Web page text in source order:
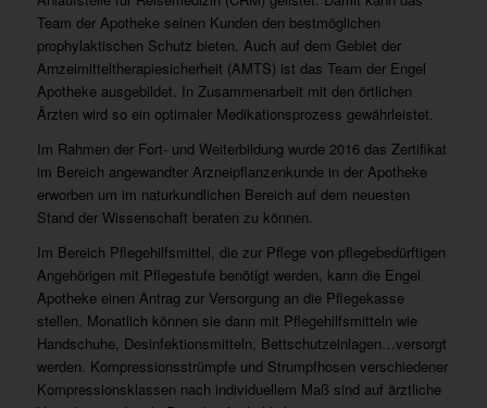
Team der Apotheke seinen Kunden den bestmöglichen
prophylaktischen Schutz bieten. Auch auf dem Gebiet der
Arnzeimitteltherapiesicherheit (AMTS) ist das Team der Engel
Apotheke ausgebildet. In Zusammenarbeit mit den örtlichen
Ärzten wird so ein optimaler Medikationsprozess gewährleistet.
Im Rahmen der Fort- und Weiterbildung wurde 2016 das Zertifikat
im Bereich angewandter Arzneipflanzenkunde in der Apotheke
erworben um im naturkundlichen Bereich auf dem neuesten
Stand der Wissenschaft beraten zu können.
Im Bereich Pflegehilfsmittel, die zur Pflege von pflegebedürftigen
Angehörigen mit Pflegestufe benötigt werden, kann die Engel
Apotheke einen Antrag zur Versorgung an die Pflegekasse
stellen. Monatlich können sie dann mit Pflegehilfsmitteln wie
Handschuhe, Desinfektionsmitteln, Bettschutzeinlagen…versorgt
werden. Kompressionsstrümpfe und Strumpfhosen verschiedener
Kompressionsklassen nach individuellem Maß sind auf ärztliche